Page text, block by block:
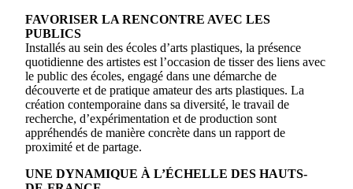
FAVORISER LA RENCONTRE AVEC LES
PUBLICS
Installés au sein des écoles d’arts plastiques, la présence
quotidienne des artistes est l’occasion de tisser des liens avec
le public des écoles, engagé dans une démarche de
découverte et de pratique amateur des arts plastiques. La
création contemporaine dans sa diversité, le travail de
recherche, d’expérimentation et de production sont
appréhendés de manière concrète dans un rapport de
proximité et de partage.
UNE DYNAMIQUE À L’ÉCHELLE DES HAUTS-